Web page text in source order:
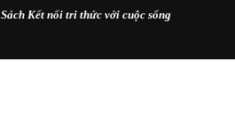
Sách Kết nối tri thức với cuộc sống